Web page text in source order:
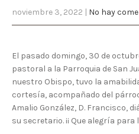
noviembre 3, 2022 | No hay
El pasado domingo, 30 de
pastoral a la Parroquia de San
nuestro Obispo, tuvo la
cortesía, acompañado del
Amalio González, D. Francisco,
su secretario. ¡¡ Que alegría